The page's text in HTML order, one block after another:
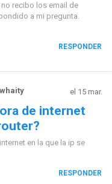
recibo los email de
a mi pregunta.
RESPONDER
whaity el 15 mar.
de internet
en la que la ip se
RESPONDER